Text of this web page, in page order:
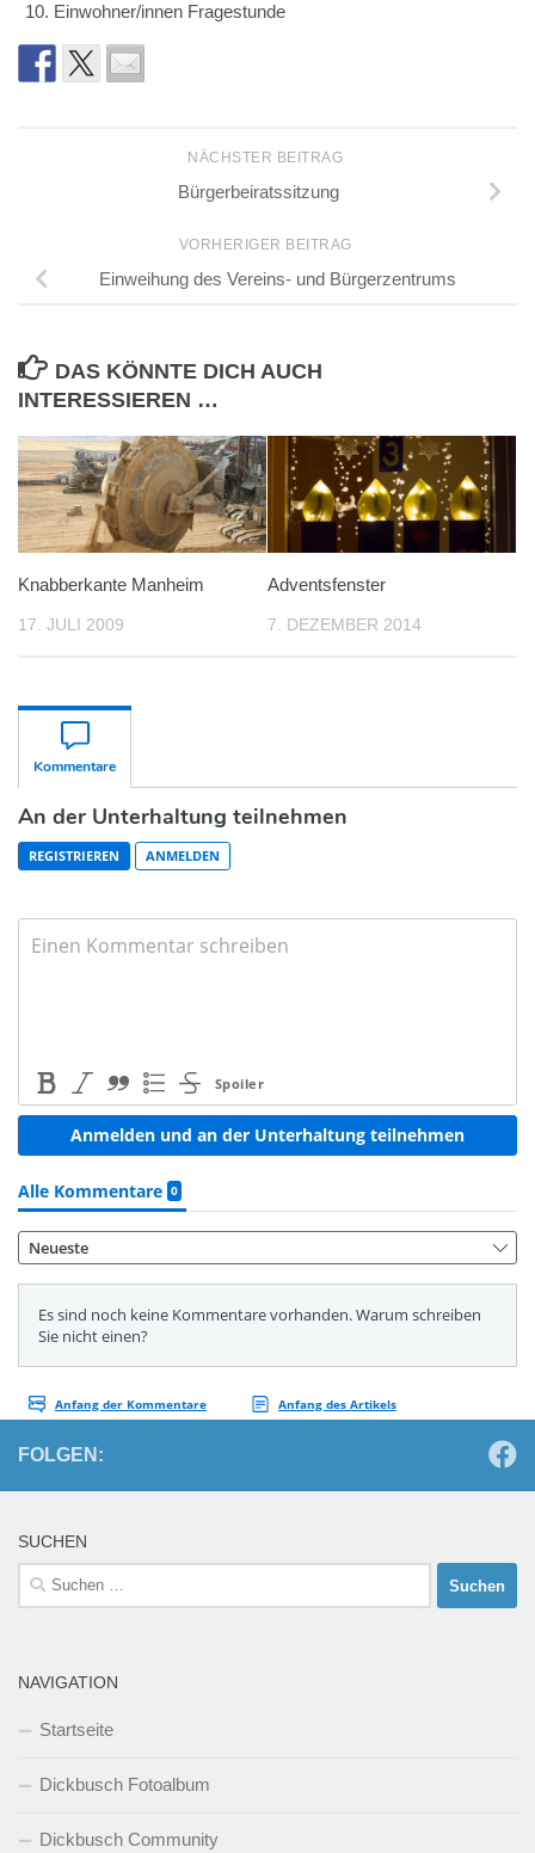
Einwohner/innen Fragestunde
NÄCHSTER BEITRAG
Bürgerbeiratssitzung
VORHERIGER BEITRAG
Einweihung des Vereins- und Bürgerzentrums
DAS KÖNNTE DICH AUCH
INTERESSIEREN …
Knabberkante Manheim
17. JULI 2009
Adventsfenster
7. DEZEMBER 2014
FOLGEN:
SUCHEN
Suchen
nach:
NAVIGATION
Startseite
Dickbusch Fotoalbum
Dickbusch Community